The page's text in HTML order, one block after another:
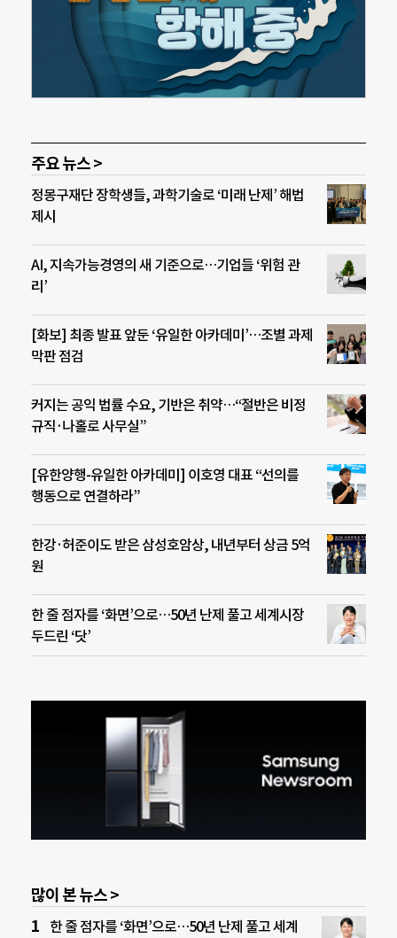
주요 뉴스 >
정몽구재단 장학생들, 과학기술로 ‘미래 난제’ 해법
제시
AI, 지속가능경영의 새 기준으로…기업들 ‘위험 관
리’
[화보] 최종 발표 앞둔 ‘유일한 아카데미’…조별 과제
막판 점검
커지는 공익 법률 수요, 기반은 취약…“절반은 비정
규직·나홀로 사무실”
[유한양행-유일한 아카데미] 이호영 대표 “선의를
행동으로 연결하라”
한강·허준이도 받은 삼성호암상, 내년부터 상금 5억
원
한 줄 점자를 ‘화면’으로…50년 난제 풀고 세계시장
두드린 ‘닷’
많이 본 뉴스 >
한 줄 점자를 ‘화면’으로…50년 난제 풀고 세계